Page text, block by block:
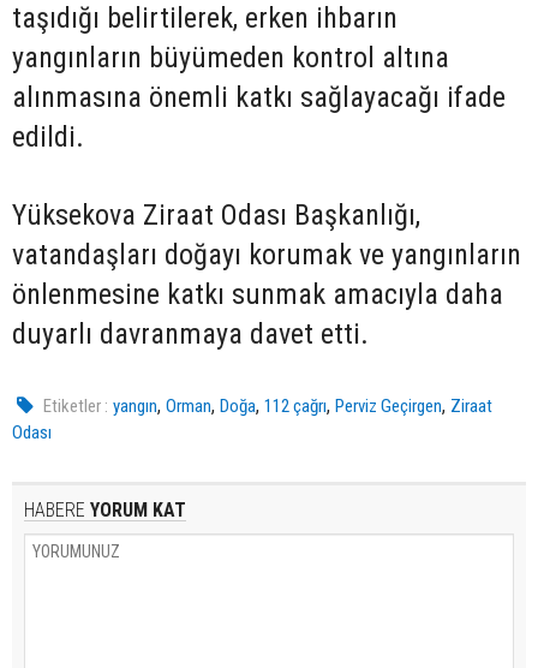
taşıdığı belirtilerek, erken ihbarın
yangınların büyümeden kontrol altına
alınmasına önemli katkı sağlayacağı ifade
edildi.
Yüksekova Ziraat Odası Başkanlığı,
vatandaşları doğayı korumak ve yangınların
önlenmesine katkı sunmak amacıyla daha
duyarlı davranmaya davet etti.
Etiketler : yangın,Orman,Doğa,112 çağrı,Perviz Geçirgen, Ziraat
Odası
HABERE YORUM KAT